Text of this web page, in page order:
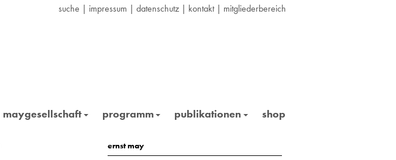
suche | impressum | datenschutz | kontakt| mitgliederbereich
maygesellschaft programm publikationen shop
ernst may